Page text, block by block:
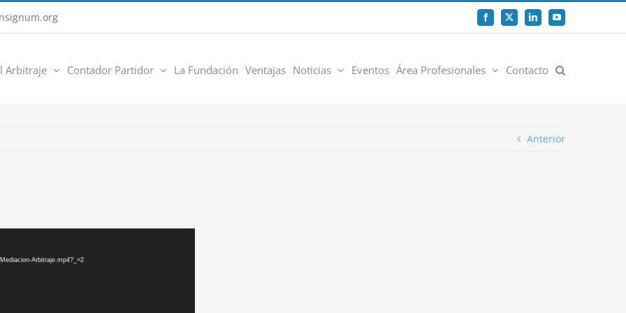
Facebook
X LinkedInYouTube
Arbitraje Contador Partidor La Fundación Ventajas Noticias Eventos Área Profesionales Contacto
Anterior
Arbitraje.mp4?_=2